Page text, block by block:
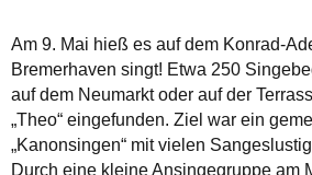
Am 9. Mai hieß es auf dem Konrad-
Bremerhaven singt! Etwa 250
auf dem Neumarkt oder auf der
„Theo“ eingefunden. Ziel war ein
„Kanonsingen“ mit vielen
Durch eine kleine Ansingegruppe am